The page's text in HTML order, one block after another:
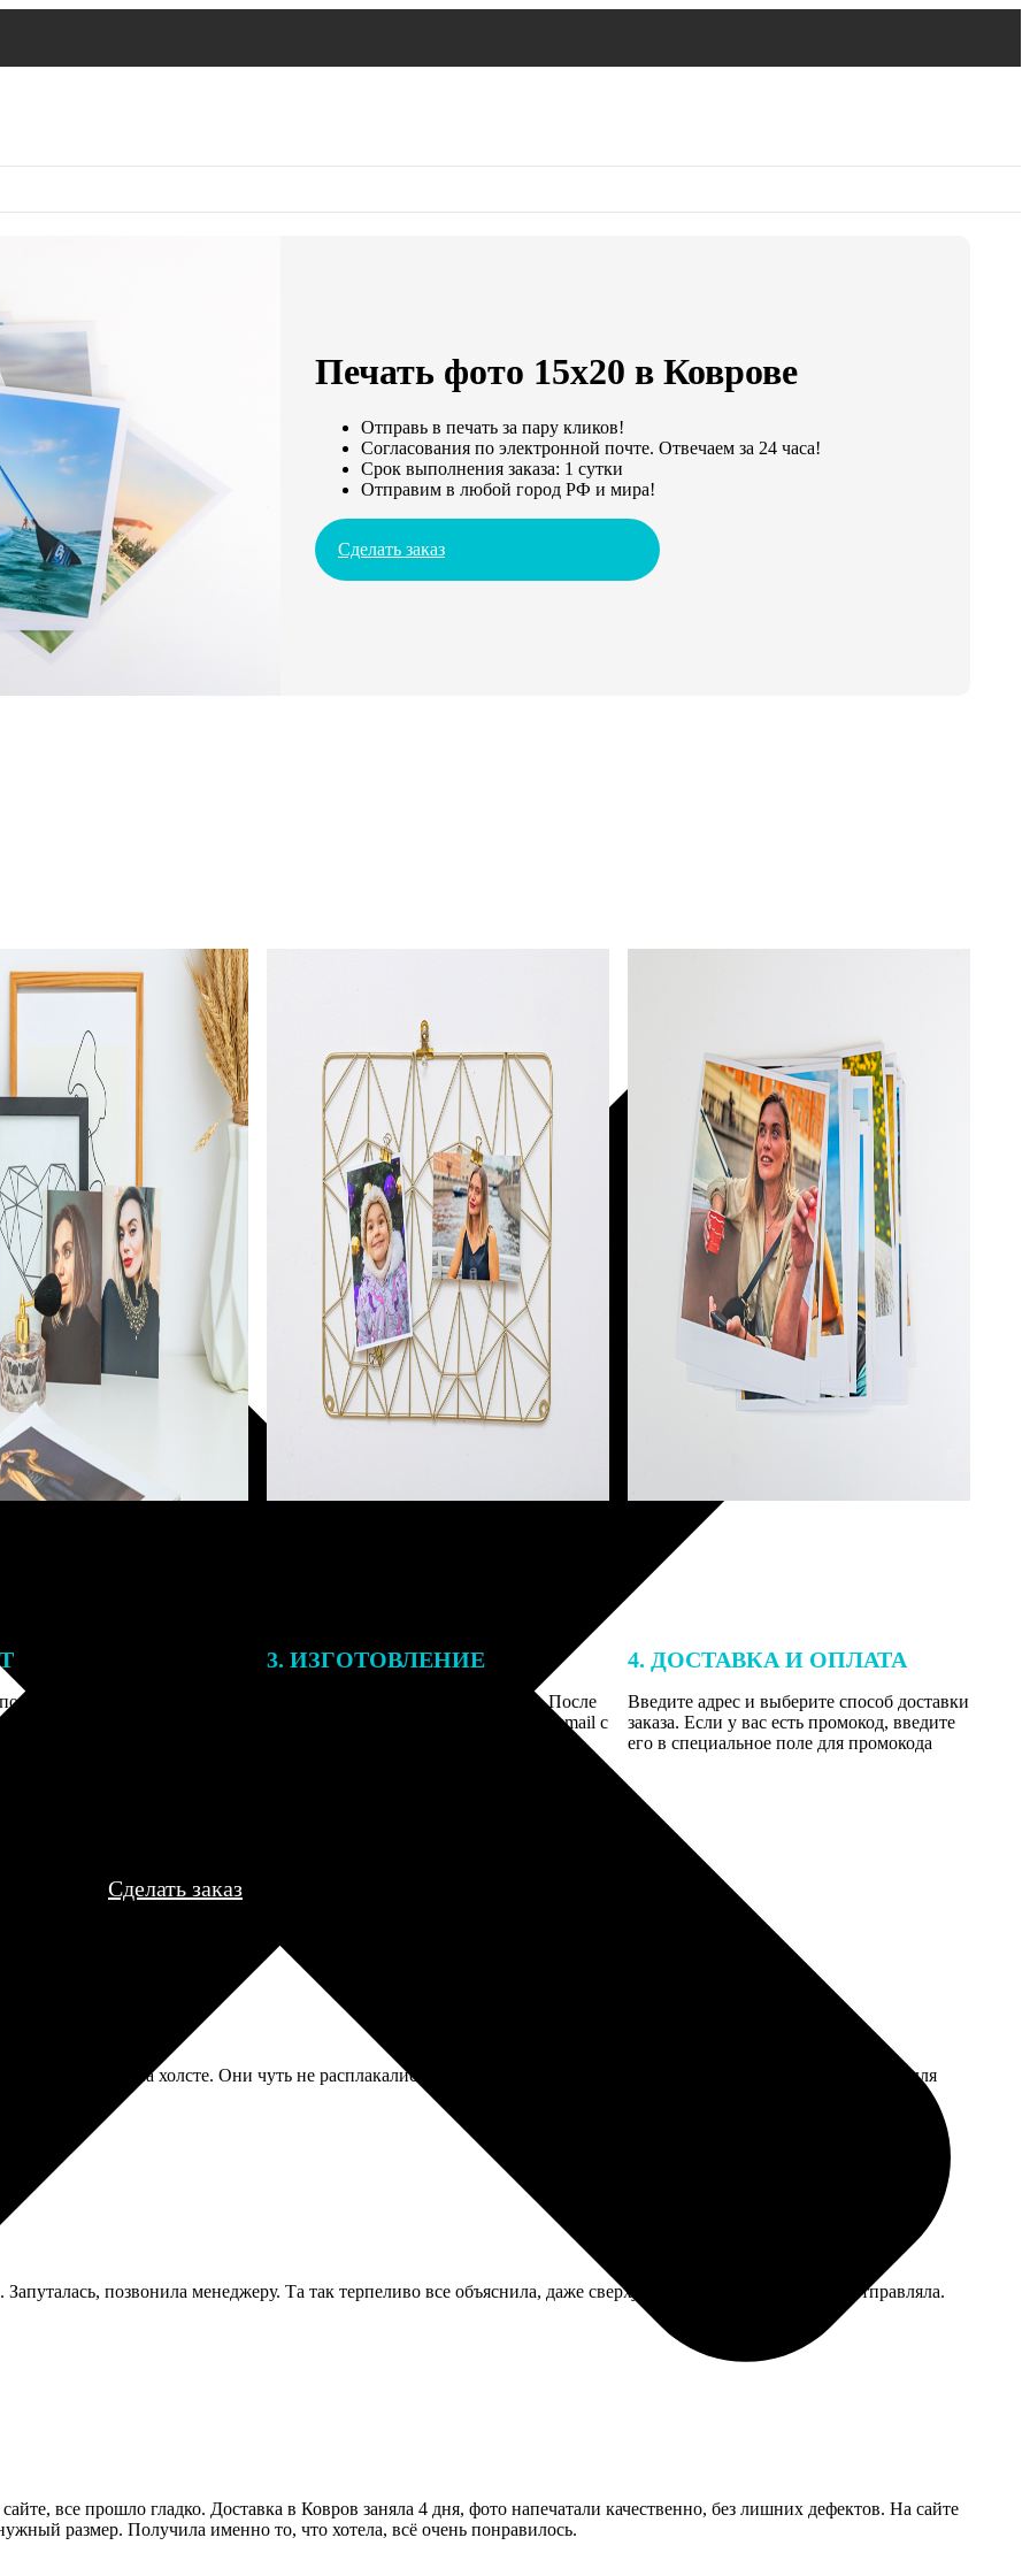
Печать фото 15х20 в Коврове
Отправь в печать за пару кликов!
Согласования по электронной почте. Отвечаем за 24 часа!
Срок выполнения заказа: 1 сутки
Отправим в любой город РФ и мира!
Сделать заказ
заказа к печати
могут связаться с Вами
телефону или email для
деталей.
3. ИЗГОТОВЛЕНИЕ
Оплатите заказ банковской картой. После
оплаты получите подтверждение на email с
описанием заказа. Когда отправим заказ
4. ДОСТАВКА И ОПЛАТА
Введите адрес и выберите способ доставки
заказа. Если у вас есть промокод, введите
его в специальное поле для промокода
Сделать заказ
фото на холсте. Они чуть не расплакались. Получилось немного зернисто из-за качества исходника, но для
позвонила менеджеру. Та так терпеливо все объяснила, даже сверху позвонила, когда я файлы отправляла.
все прошло гладко. Доставка в Ковров заняла 4 дня, фото напечатали качественно, без лишних дефектов. На сайте
размер. Получила именно то, что хотела, всё очень понравилось.